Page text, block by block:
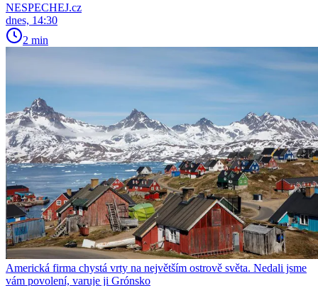
NESPECHEJ.cz
dnes, 14:30
2 min
Americká firma chystá vrty na největším ostrově světa. Nedali jsme
vám povolení, varuje ji Grónsko